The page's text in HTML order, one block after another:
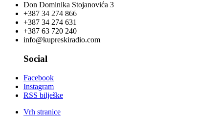
Don Dominika Stojanovića 3
+387 34 274 866
+387 34 274 631
+387 63 720 240
info@kupreskiradio.com
Social
Facebook
Instagram
RSS bilješke
Vrh stranice